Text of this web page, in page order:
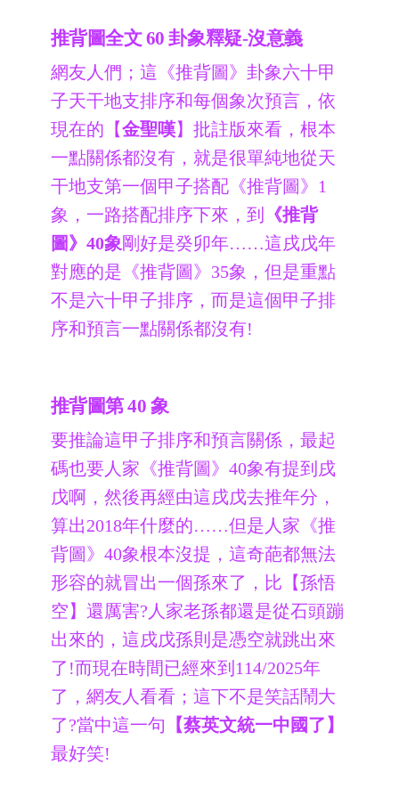
推背圖全文 60 卦象釋疑-沒意義
網友人們；這《推背圖》卦象六十甲
子天干地支排序和每個象次預言，依
現在的【金聖嘆】批註版來看，根本
一點關係都沒有，就是很單純地從天
干地支第一個甲子搭配《推背圖》1
象，一路搭配排序下來，到
《推背
圖》40象剛好是癸卯年……這戌戊年
對應的是《推背圖》35象，但是重點
不是六十甲子排序，而是這個甲子排
序和預言一點關係都沒有!
推背圖第 40 象
要推論這甲子排序和預言關係，最起
碼也要人家《推背圖》40象有提到戌
戊啊，然後再經由這戌戊去推年分，
算出2018年什麼的……但是人家《推
背圖》40象根本沒提，這奇葩都無法
形容的就冒出一個孫來了，比【孫悟
空】還厲害?人家老孫都還是從石頭蹦
出來的，這戌戊孫則是憑空就跳出來
了!而現在時間已經來到114/2025年
了，網友人看看；這下不是笑話鬧大
了?當中這一句 【蔡英文統一中國了】
最好笑!